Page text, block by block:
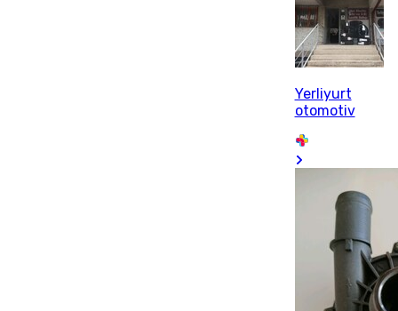
Yerliyurt
otomotiv